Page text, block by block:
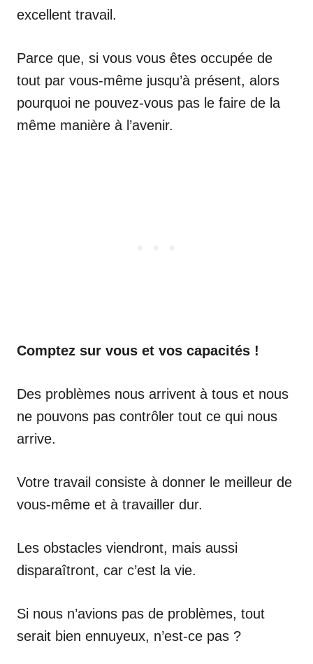
excellent travail.
Parce que, si vous vous êtes occupée de
tout par vous-même jusqu’à présent, alors
pourquoi ne pouvez-vous pas le faire de la
même manière à l’avenir.
Comptez sur vous et vos capacités !
Des problèmes nous arrivent à tous et nous
ne pouvons pas contrôler tout ce qui nous
arrive.
Votre travail consiste à donner le meilleur de
vous-même et à travailler dur.
Les obstacles viendront, mais aussi
disparaîtront, car c’est la vie.
Si nous n’avions pas de problèmes, tout
serait bien ennuyeux, n’est-ce pas ?